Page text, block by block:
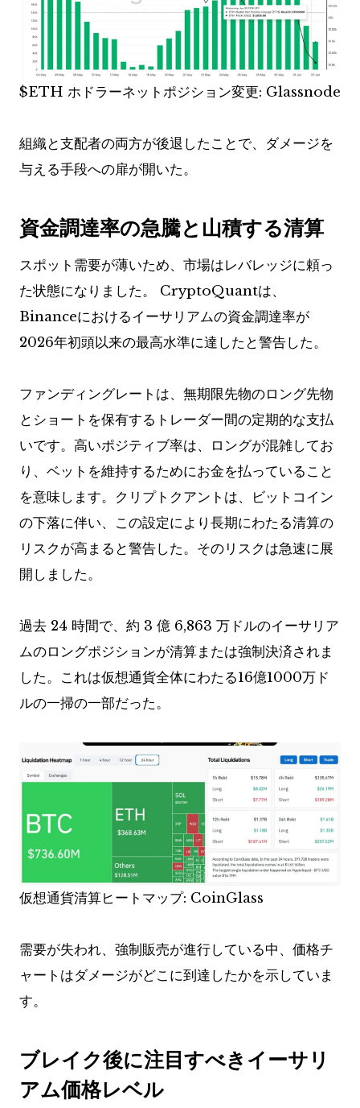
$ETH ホドラーネットポジション変更: Glassnode
組織と支配者の両方が後退したことで、ダメージを
与える手段への扉が開いた。
資金調達率の急騰と山積する清算
スポット需要が薄いため、市場はレバレッジに頼っ
た状態になりました。 CryptoQuantは、
Binanceにおけるイーサリアムの資金調達率が
2026年初頭以来の最高水準に達したと警告した。
ファンディングレートは、無期限先物のロング先物
とショートを保有するトレーダー間の定期的な支払
いです。高いポジティブ率は、ロングが混雑してお
り、ベットを維持するためにお金を払っていること
を意味します。クリプトクアントは、ビットコイン
の下落に伴い、この設定により長期にわたる清算の
リスクが高まると警告した。そのリスクは急速に展
開しました。
過去 24 時間で、約 3 億 6,863 万ドルのイーサリア
ムのロングポジションが清算または強制決済されま
した。これは仮想通貨全体にわたる16億1000万ド
ルの一掃の一部だった。
仮想通貨清算ヒートマップ: CoinGlass
需要が失われ、強制販売が進行している中、価格チ
ャートはダメージがどこに到達したかを示していま
す。
ブレイク後に注目すべきイーサリ
アム価格レベル